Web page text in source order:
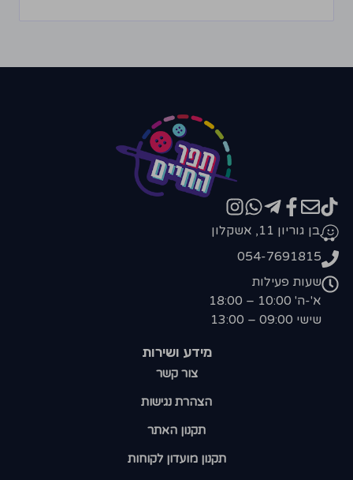
מידע ושירות
צור קשר
הצהרת נגישות
תקנון האתר
תקנון מועדון לקוחות
בן גוריון 11, אשקלון
054-7691815
שעות פעילות
א'-ה' 10:00 – 18:00
שישי 09:00 – 13:00